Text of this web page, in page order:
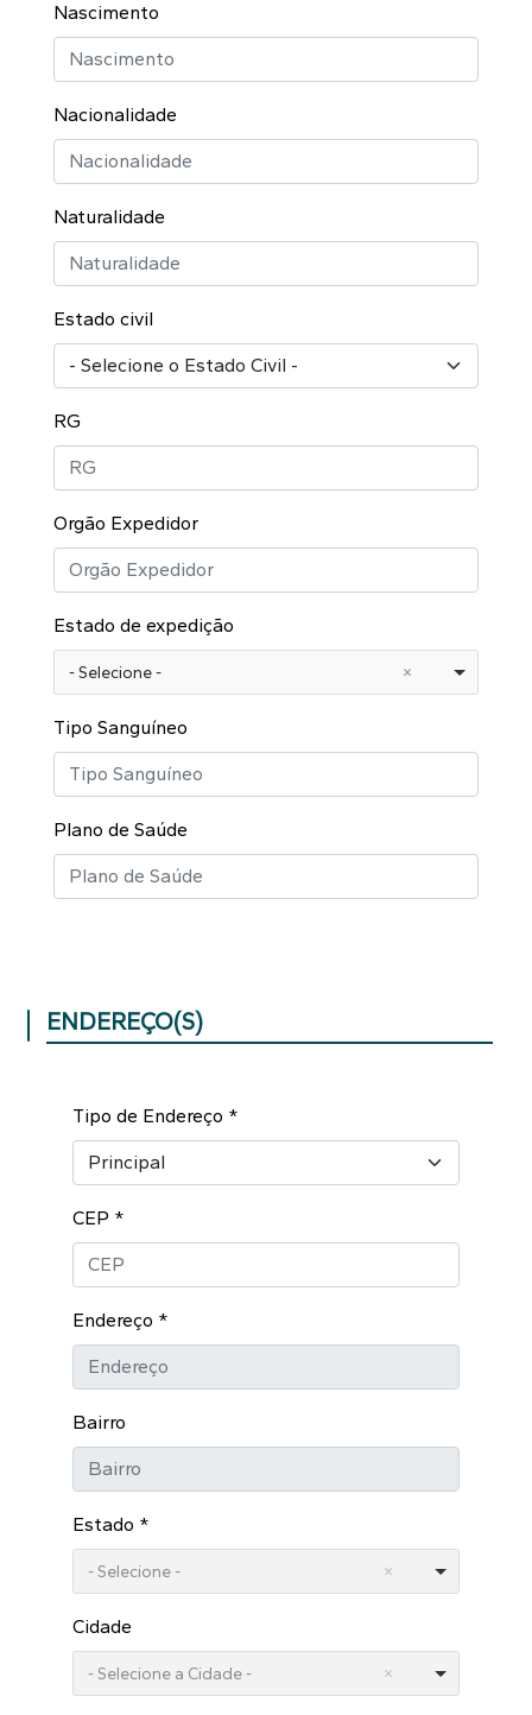
Nascimento
Nacionalidade
Naturalidade
Estado civil
RG
Orgão Expedidor
Estado de expedição
- Selecione -
Tipo Sanguíneo
Plano de Saúde
ENDEREÇO(S)
Tipo de Endereço *
CEP *
Endereço *
Bairro
Estado *
- Selecione -
Cidade
- Selecione a Cidade -